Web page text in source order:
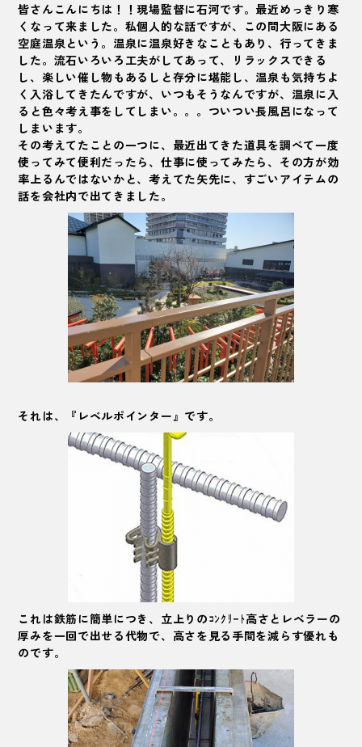
皆さんこんにちは！！現場監督に石河です。最近めっきり寒
くなって来ました。私個人的な話ですが、この間大阪にある
空庭温泉という。温泉に温泉好きなこともあり、行ってきま
した。流石いろいろ工夫がしてあって、リラックスできる
し、楽しい催し物もあるしと存分に堪能し、温泉も気持ちよ
く入浴してきたんですが、いつもそうなんですが、温泉に入
ると色々考え事をしてしまい。。。ついつい長風呂になって
しまいます。
その考えてたことの一つに、最近出てきた道具を調べて一度
使ってみて便利だったら、仕事に使ってみたら、その方が効
率上るんではないかと、考えてた矢先に、すごいアイテムの
話を会社内で出てきました。
それは、『レベルポインター』です。
これは鉄筋に簡単につき、立上りのｺﾝｸﾘｰﾄ高さとレベラーの
厚みを一回で出せる代物で、高さを見る手間を減らす優れも
のです。